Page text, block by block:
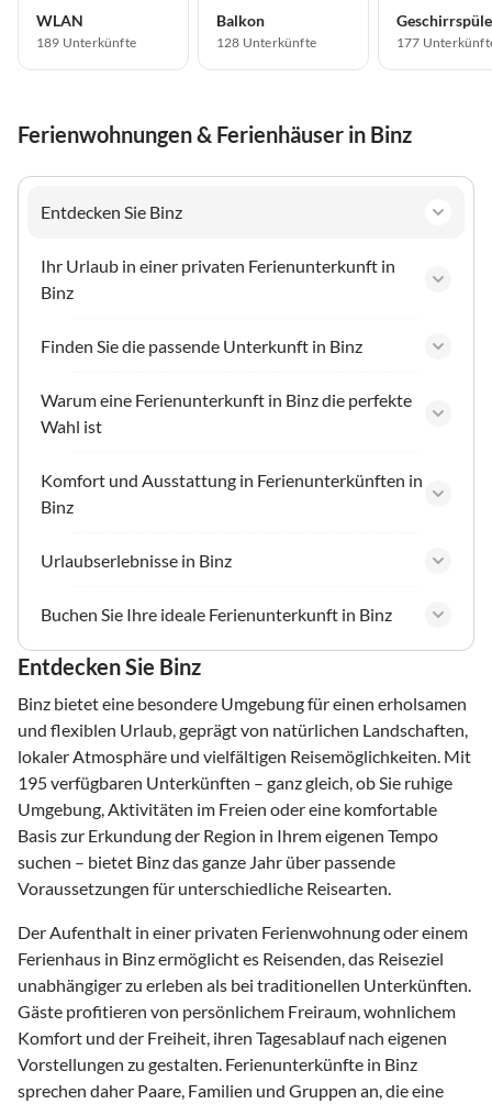
WLAN
189 Unterkünfte
Balkon
128 Unterkünfte 177
Ferienwohnungen & Ferienhäuser in Binz
Entdecken Sie Binz
Ihr Urlaub in einer privaten Ferienunterkunft in
Binz
Finden Sie die passende Unterkunft in Binz
Warum eine Ferienunterkunft in Binz die perfekte
Wahl ist
Komfort und Ausstattung in Ferienunterkünften in
Binz
Urlaubserlebnisse in Binz
Buchen Sie Ihre ideale Ferienunterkunft in Binz
Entdecken Sie Binz
Binz bietet eine besondere Umgebung für einen erholsamen
und flexiblen Urlaub, geprägt von natürlichen Landschaften,
lokaler Atmosphäre und vielfältigen Reisemöglichkeiten. Mit
195 verfügbaren Unterkünften – ganz gleich, ob Sie ruhige
Umgebung, Aktivitäten im Freien oder eine komfortable
Basis zur Erkundung der Region in Ihrem eigenen Tempo
suchen – bietet Binz das ganze Jahr über passende
Voraussetzungen für unterschiedliche Reisearten.
Der Aufenthalt in einer privaten Ferienwohnung oder einem
Ferienhaus in Binz ermöglicht es Reisenden, das Reiseziel
unabhängiger zu erleben als bei traditionellen Unterkünften.
Gäste profitieren von persönlichem Freiraum, wohnlichem
Komfort und der Freiheit, ihren Tagesablauf nach eigenen
Vorstellungen zu gestalten. Ferienunterkünfte in Binz
sprechen daher Paare, Familien und Gruppen an, die eine